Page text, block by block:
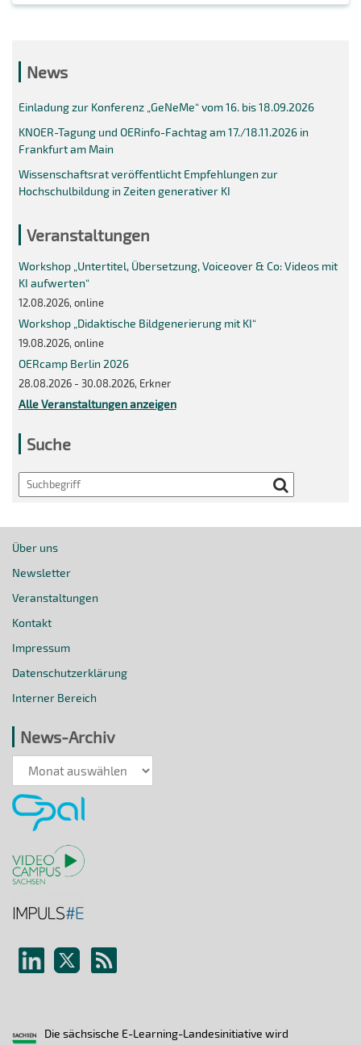
News
Einladung zur Konferenz „GeNeMe“ vom 16. bis 18.09.2026
KNOER-Tagung und OERinfo-Fachtag am 17./18.11.2026 in
Frankfurt am Main
Wissenschaftsrat veröffentlicht Empfehlungen zur
Hochschulbildung in Zeiten generativer KI
Veranstaltungen
Workshop „Untertitel, Übersetzung, Voiceover & Co: Videos mit
KI aufwerten“
12.08.2026, online
Workshop „Didaktische Bildgenerierung mit KI“
19.08.2026, online
OERcamp Berlin 2026
28.08.2026 - 30.08.2026, Erkner
Alle Veranstaltungen anzeigen
Suche
Search
Über uns
Newsletter
Veranstaltungen
Kontakt
Impressum
Datenschutzerklärung
Interner Bereich
News-Archiv
News-
Archiv
Die sächsische E-Learning-Landesinitiative wird